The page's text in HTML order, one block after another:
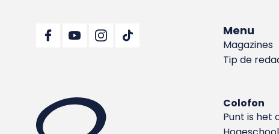
Menu
Magazines
Tip de
Colofon
Punt is het